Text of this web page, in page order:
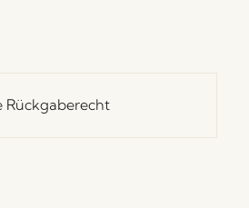
Rückgaberecht